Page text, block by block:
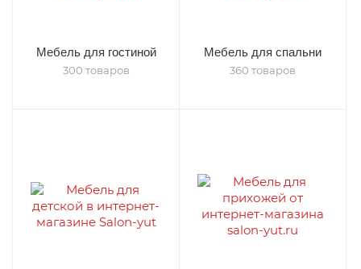
Мебель для гостиной
300 товаров
Мебель для спальни
360 товаров